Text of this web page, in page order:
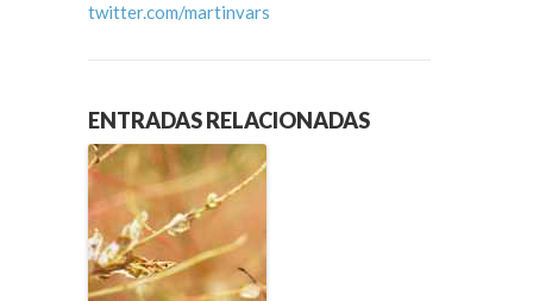
twitter.com/martinvars
ENTRADAS RELACIONADAS